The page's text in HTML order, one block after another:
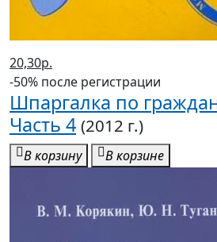
20,30р.
-50% после регистрации
Шпаргалка по
Часть 4 (2012 г.)
В корзину В корзине